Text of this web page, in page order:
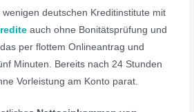
deutschen Kreditinstitute mit
auch ohne Bonitätsprüfung und
per flottem Onlineantrag und
Minuten. Bereits nach 24 Stunden
Vorleistung am Konto parat.